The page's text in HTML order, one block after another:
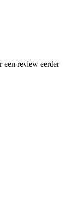
een review eerder